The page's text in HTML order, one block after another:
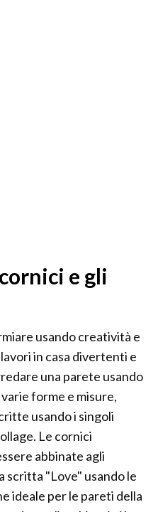
e gli
usando creatività e
in casa divertenti e
una parete usando
forme e misure,
usando i singoli
Le cornici
abbinate agli
scritta "Love" usando le
ideale per le pareti della